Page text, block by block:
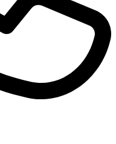
de la lampe (LLMF)